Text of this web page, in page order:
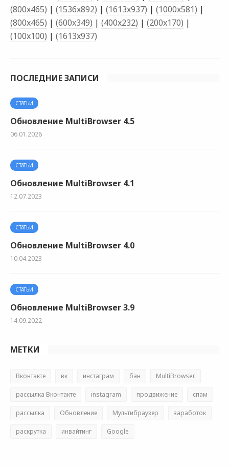
(800x465) | (1536x892) | (1613x937) | (1000x581) |
(800x465) | (600x349) | (400x232) | (200x170) |
(100x100) | (1613x937)
ПОСЛЕДНИЕ ЗАПИСИ
СТАТЬИ
Обновление MultiBrowser 4.5
06.01.2026
СТАТЬИ
Обновление MultiBrowser 4.1
12.07.2023
СТАТЬИ
Обновление MultiBrowser 4.0
10.04.2023
СТАТЬИ
Обновление MultiBrowser 3.9
14.09.2022
МЕТКИ
Вконтакте вк инстаграм бан MultiBrowser
рассылка Вконтакте instagram продвижение спам
рассылка Обновление Мультибраузер заработок
раскрутка инвайтинг Google